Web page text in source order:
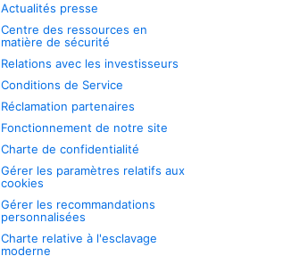
Actualités presse
Centre des ressources en
matière de sécurité
Relations avec les investisseurs
Conditions de Service
Réclamation partenaires
Fonctionnement de notre site
Charte de confidentialité
Gérer les paramètres relatifs aux
cookies
Gérer les recommandations
personnalisées
Charte relative à l'esclavage
moderne